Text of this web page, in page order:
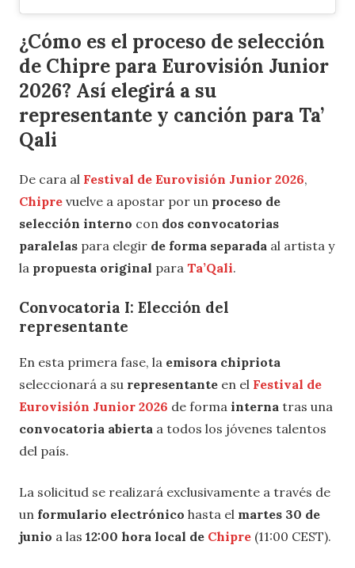
¿Cómo es el proceso de selección
de Chipre para Eurovisión Junior
2026? Así elegirá a su
representante y canción para Ta’
Qali
De cara al Festival de Eurovisión Junior 2026,
Chipre vuelve a apostar por un proceso de
selección interno con dos convocatorias
paralelas para elegir de forma separada al artista y
la propuesta original para Ta’Qali.
Convocatoria I: Elección del
representante
En esta primera fase, la emisora chipriota
seleccionará a su representante en el Festival de
Eurovisión Junior 2026 de forma interna tras una
convocatoria abierta a todos los jóvenes talentos
del país.
La solicitud se realizará exclusivamente a través de
un formulario electrónico hasta el martes 30 de
junio a las 12:00 hora local de Chipre (11:00 CEST).